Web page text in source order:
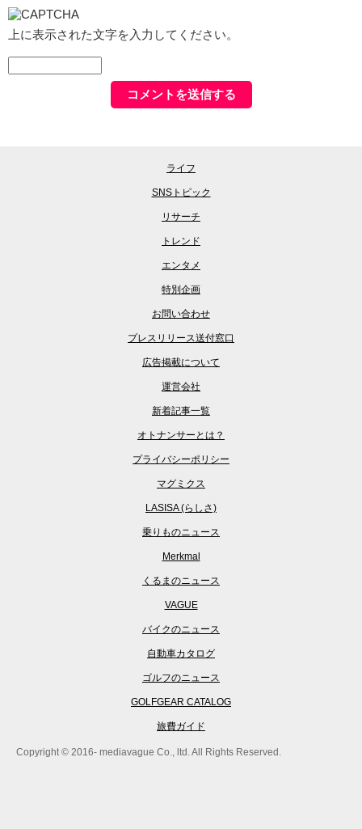
上に表示された文字を入力してください。
ライフ
SNSトピック
リサーチ
トレンド
エンタメ
特別企画
お問い合わせ
プレスリリース送付窓口
広告掲載について
運営会社
新着記事一覧
オトナンサーとは？
プライバシーポリシー
マグミクス
LASISA (らしさ)
乗りものニュース
Merkmal
くるまのニュース
VAGUE
バイクのニュース
自動車カタログ
ゴルフのニュース
GOLFGEAR CATALOG
旅費ガイド
Copyright © 2016- mediavague Co., ltd. All Rights Reserved.